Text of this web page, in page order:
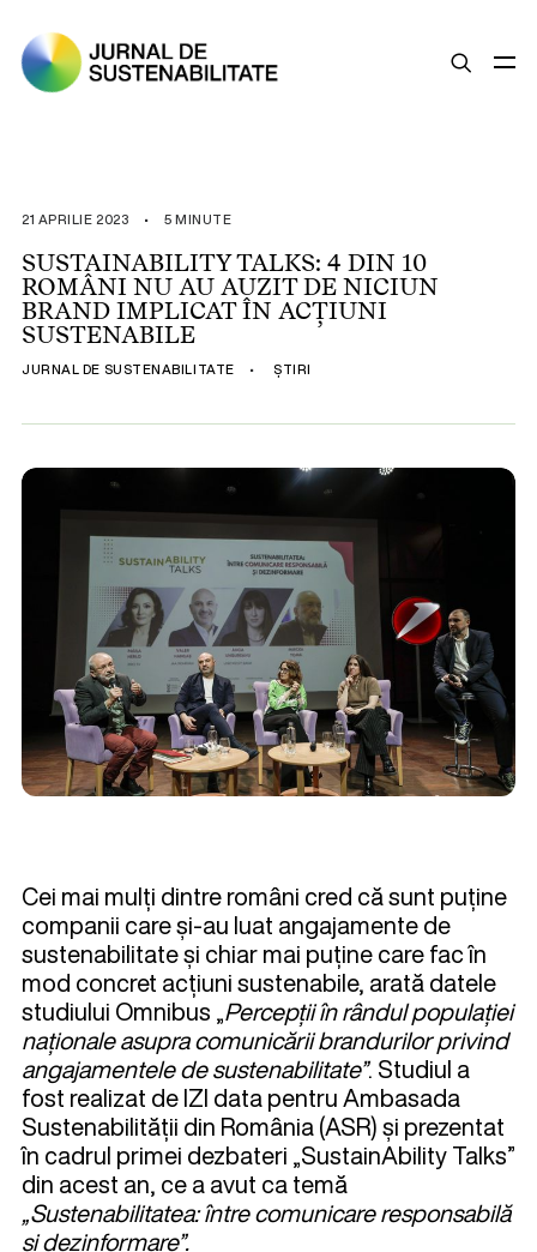
ȘTIRI
OPINII
ESG
LEGISLAȚIE
BUNE PRACTICI
21 APRILIE 2023 • 5 MINUTE
SUSTAINABILITY TALKS: 4 DIN 10
ROMÂNI NU AU AUZIT DE NICIUN
BRAND IMPLICAT ÎN ACȚIUNI
SUSTENABILE
JURNAL DE SUSTENABILITATE • ȘTIRI
Cei mai mulți dintre români cred că sunt puține
companii care și-au luat angajamente de
sustenabilitate și chiar mai puține care fac în
mod concret acțiuni sustenabile, arată datele
studiului Omnibus „Percepții în rândul populației
naționale asupra comunicării brandurilor privind
angajamentele de sustenabilitate”. Studiul a
fost realizat de IZI data pentru Ambasada
Sustenabilității din România (ASR) și prezentat
în cadrul primei dezbateri „SustainAbility Talks”
din acest an, ce a avut ca temă
„Sustenabilitatea: între comunicare responsabilă
și dezinformare”.